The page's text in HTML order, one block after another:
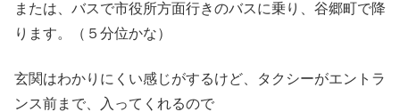
または、バスで市役所方面行きのバスに乗り、谷郷町で降
ります。（５分位かな）
玄関はわかりにくい感じがするけど、タクシーがエントラ
ンス前まで、入ってくれるので